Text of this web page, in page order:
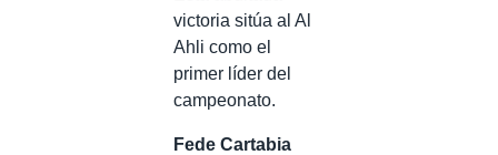
victoria sitúa al Al
Ahli como el
primer líder del
campeonato.
Fede Cartabia